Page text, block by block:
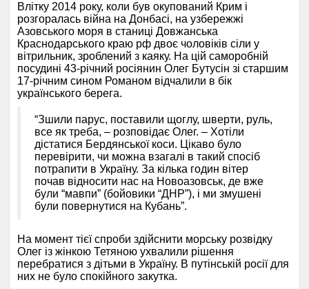
Влітку 2014 року, коли був окупований Крим і
розгоралась війна на Донбасі, на узбережжі
Азовського моря в станиці Довжанська
Краснодарського краю рф двоє чоловіків сіли у
вітрильник, зроблений з каяку. На цій саморобній
посудині 43-річний росіянин Олег Бутусін зі старшим
17-річним сином Романом відчалили в бік
українського берега.
“Зшили парус, поставили щоглу, шверти, руль,
все як треба, – розповідає Олег. – Хотіли
дістатися Бердянської коси. Цікаво було
перевірити, чи можна взагалі в такий спосіб
потрапити в Україну. За кілька годин вітер
почав відносити нас на Новоазовськ, де вже
були “мавпи” (бойовики “ДНР”), і ми змушені
були повернутися на Кубань”.
На момент тієї спроби здійснити морську розвідку
Олег із жінкою Тетяною ухвалили рішення
перебратися з дітьми в Україну. В путінській росії для
них не було спокійного закутка.